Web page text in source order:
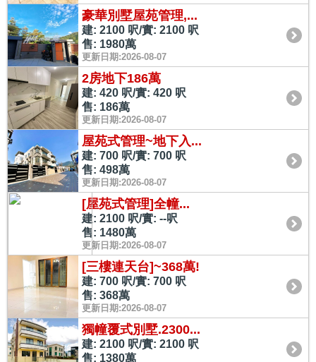
豪華別墅屋苑管理,...
建: 2100 呎/實: 2100 呎
售: 1980萬
更新日期:2026-08-07
2房地下186萬
建: 420 呎/實: 420 呎
售: 186萬
更新日期:2026-08-07
屋苑式管理~地下入...
建: 700 呎/實: 700 呎
售: 498萬
更新日期:2026-08-07
[屋苑式管理]全幢...
建: 2100 呎/實: --呎
售: 1480萬
更新日期:2026-08-07
[三樓連天台]~368萬!
建: 700 呎/實: 700 呎
售: 368萬
更新日期:2026-08-07
獨幢覆式別墅.2300...
建: 2100 呎/實: 2100 呎
售: 1380萬